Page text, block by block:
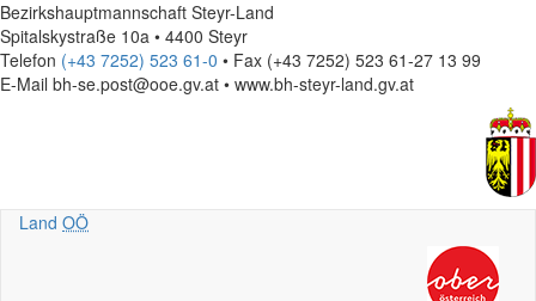
Bezirkshauptmannschaft Steyr-Land
Spitalskystraße 10a • 4400 Steyr
Telefon (+43 7252) 523 61-0 • Fax (+43 7252) 523 61-27 13 99
E-Mail bh-se.post@ooe.gv.at • www.bh-steyr-land.gv.at
Land OÖ